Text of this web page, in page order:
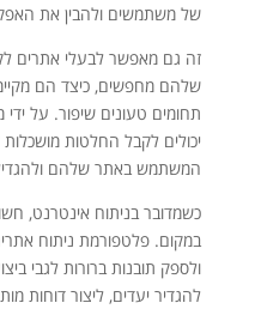
של משתמשים ולהבין את
זה גם מאפשר לבעלי אתרים
שלהם מחפשים, כיצד הם
תחומים טעונים שיפור. על ידי
יכולים לקבל החלטות
המשתמש באתר שלהם
כשמדובר בניתוח אינטרנט,
במקום. פלטפורמת ניתוח
ולספק תובנות ברורות לגבי
להגדיר יעדים, ליצור דוחות